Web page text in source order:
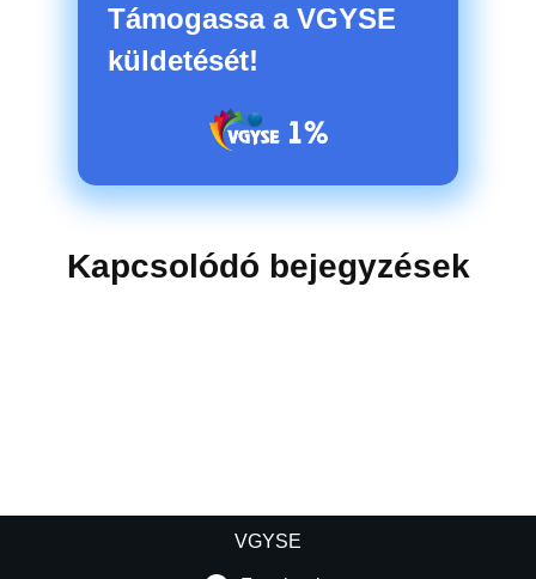
Támogassa a VGYSE
küldetését!
Kapcsolódó bejegyzések
VGYSE